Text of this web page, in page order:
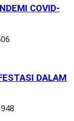
COVID-
DALAM